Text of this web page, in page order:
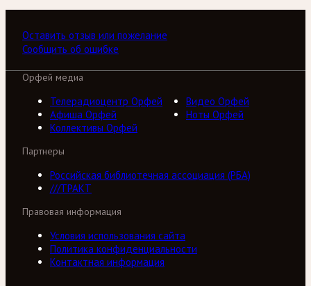
Оставить отзыв или пожелание
Сообщить об ошибке
Орфей медиа
Телерадиоцентр Орфей
Видео Орфей
Афиша Орфей
Ноты Орфей
Коллективы Орфей
Партнеры
Российская библиотечная ассоциация (РБА)
///ТРАКТ
Правовая информация
Условия использования сайта
Политика конфиденциальности
Контактная информация